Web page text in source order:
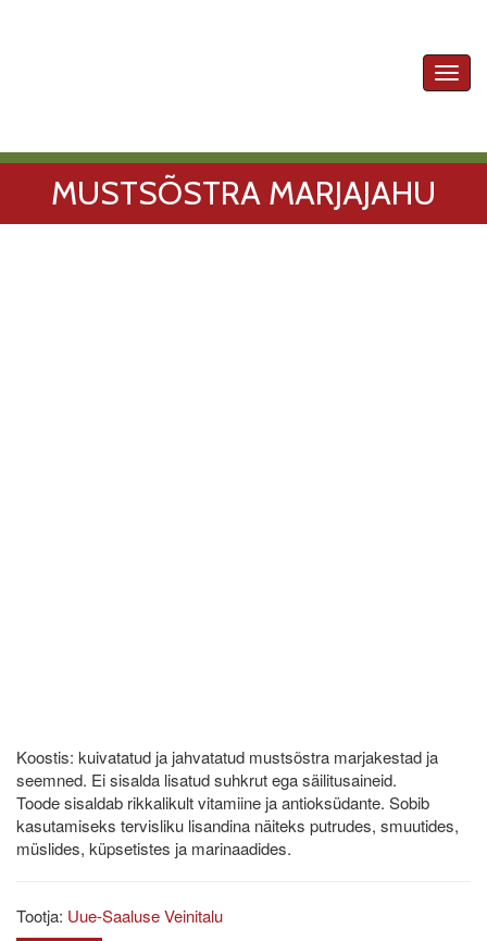
MUSTSÕSTRA MARJAJAHU
Koostis: kuivatatud ja jahvatatud mustsõstra marjakestad ja
seemned. Ei sisalda lisatud suhkrut ega säilitusaineid.
Toode sisaldab rikkalikult vitamiine ja antioksüdante. Sobib
kasutamiseks tervisliku lisandina näiteks putrudes, smuutides,
müslides, küpsetistes ja marinaadides.
Tootja: Uue-Saaluse Veinitalu